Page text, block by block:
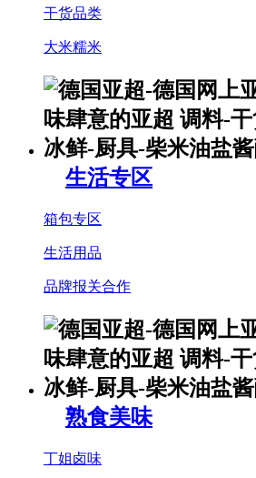
干货品类
大米糯米
生活专区
箱包专区
生活用品
品牌报关合作
熟食美味
丁姐卤味